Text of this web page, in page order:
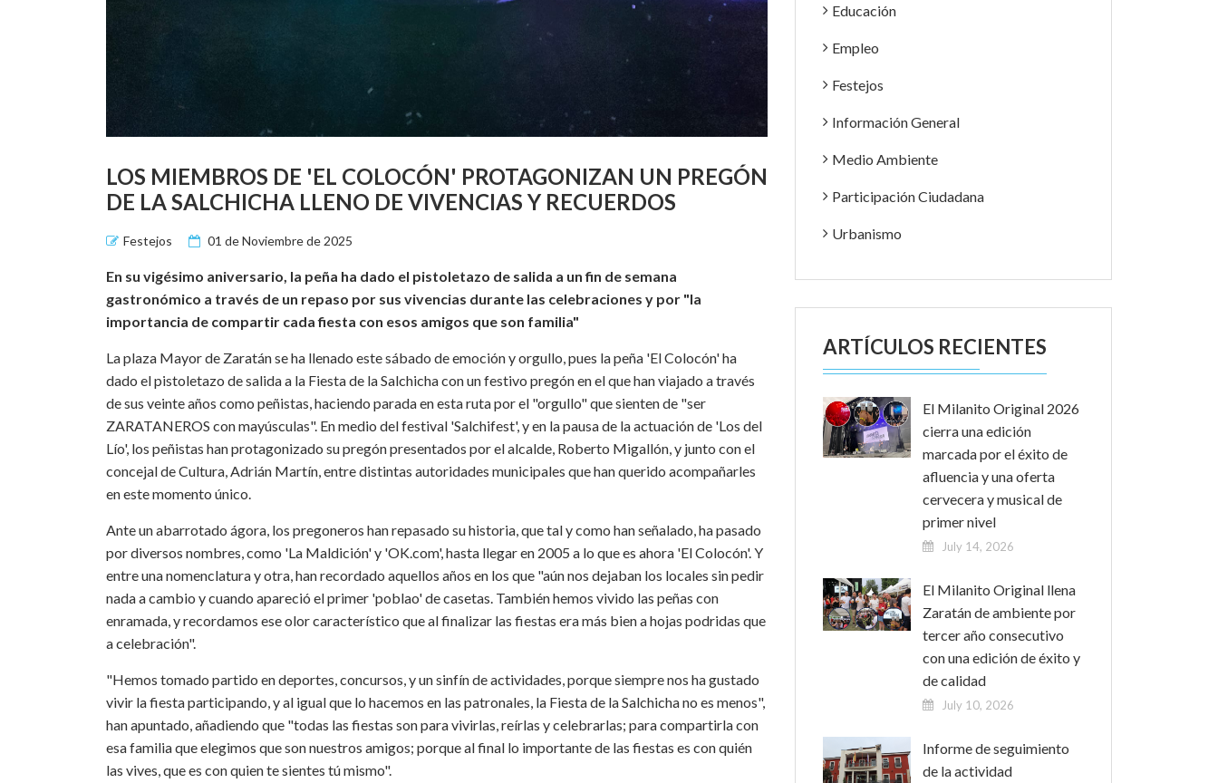
LOS MIEMBROS DE 'EL COLOCÓN' PROTAGONIZAN UN PREGÓN
DE LA SALCHICHA LLENO DE VIVENCIAS Y RECUERDOS
Festejos 01 de Noviembre de 2025
En su vigésimo aniversario, la peña ha dado el pistoletazo de salida a un fin de semana
gastronómico a través de un repaso por sus vivencias durante las celebraciones y por "la
importancia de compartir cada fiesta con esos amigos que son familia"
La plaza Mayor de Zaratán se ha llenado este sábado de emoción y orgullo, pues la peña 'El Colocón' ha
dado el pistoletazo de salida a la Fiesta de la Salchicha con un festivo pregón en el que han viajado a través
de sus veinte años como peñistas, haciendo parada en esta ruta por el "orgullo" que sienten de "ser
ZARATANEROS con mayúsculas". En medio del festival 'Salchifest', y en la pausa de la actuación de 'Los del
Lío', los peñistas han protagonizado su pregón presentados por el alcalde, Roberto Migallón, y junto con el
concejal de Cultura, Adrián Martín, entre distintas autoridades municipales que han querido acompañarles
en este momento único.
Ante un abarrotado ágora, los pregoneros han repasado su historia, que tal y como han señalado, ha pasado
por diversos nombres, como 'La Maldición' y 'OK.com', hasta llegar en 2005 a lo que es ahora 'El Colocón'. Y
entre una nomenclatura y otra, han recordado aquellos años en los que "aún nos dejaban los locales sin pedir
nada a cambio y cuando apareció el primer 'poblao' de casetas. También hemos vivido las peñas con
enramada, y recordamos ese olor característico que al finalizar las fiestas era más bien a hojas podridas que
a celebración".
"Hemos tomado partido en deportes, concursos, y un sinfín de actividades, porque siempre nos ha gustado
vivir la fiesta participando, y al igual que lo hacemos en las patronales, la Fiesta de la Salchicha no es menos",
han apuntado, añadiendo que "todas las fiestas son para vivirlas, reírlas y celebrarlas; para compartirla con
esa familia que elegimos que son nuestros amigos; porque al final lo importante de las fiestas es con quién
las vives, que es con quien te sientes tú mismo".
Educación
Empleo
Festejos
Información General
Medio Ambiente
Participación Ciudadana
Urbanismo
ARTÍCULOS RECIENTES
El Milanito Original 2026
cierra una edición
marcada por el éxito de
afluencia y una oferta
cervecera y musical de
primer nivel
July 14, 2026
El Milanito Original llena
Zaratán de ambiente por
tercer año consecutivo
con una edición de éxito y
de calidad
July 10, 2026
Informe de seguimiento
de la actividad